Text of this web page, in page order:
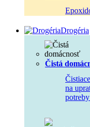
Drogéria
Čistá
na
potreby